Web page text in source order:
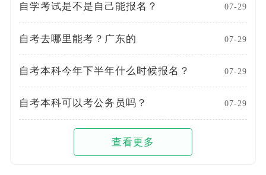
自学考试是不是自己能报名？ 07-29
自考去哪里能考？广东的 07-29
自考本科今年下半年什么时候报名？ 07-29
自考本科可以考公务员吗？ 07-29
查看更多